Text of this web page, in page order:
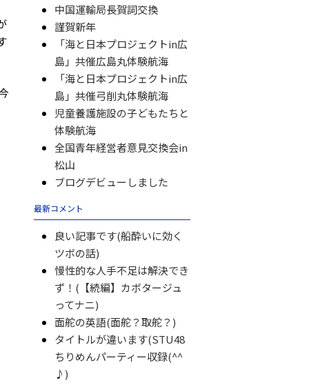
中国運輸局長賀詞交換
謹賀新年
「海と日本プロジェクトin広
島」共催広島丸体験航海
「海と日本プロジェクトin広
島」共催弓削丸体験航海
児童養護施設の子どもたちと
体験航海
全国青年経営者意見交換会in
松山
ブログデビューしました
最新コメント
良い記事です(船酔いに効く
ツボの話)
慢性的な人手不足は解決でき
ず！(【続編】カボタージュ
ってナニ)
面舵の英語(面舵？取舵？)
タイトルが違います(STU48
ちりめんパーティー収録(^^
♪)